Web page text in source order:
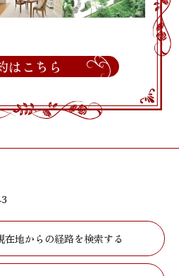
はこちら
在地からの経路を検索する